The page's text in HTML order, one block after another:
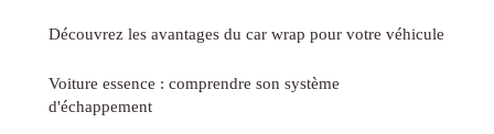
Découvrez les avantages du car wrap pour votre véhicule
Voiture essence : comprendre son système
d'échappement